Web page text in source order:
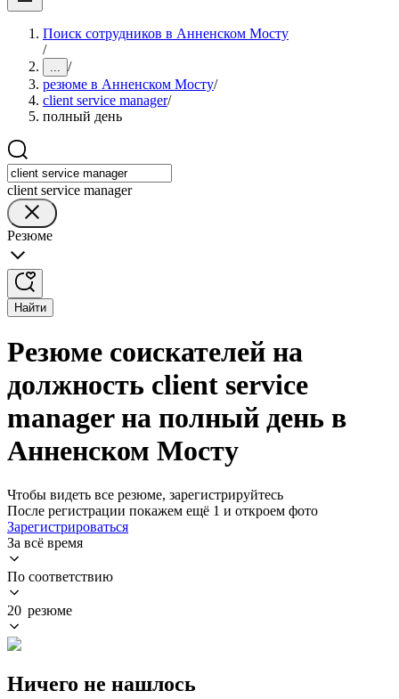
Поиск сотрудников в Анненском Мосту
/
... /
резюме в Анненском Мосту/
client service manager/
полный день
client service manager
Резюме
Найти
Резюме соискателей на
должность client service
manager на полный день в
Анненском Мосту
Чтобы видеть все резюме, зарегистрируйтесь
После регистрации покажем ещё 1 и откроем фото
Зарегистрироваться
За всё время
По соответствию
20 резюме
Ничего не нашлось